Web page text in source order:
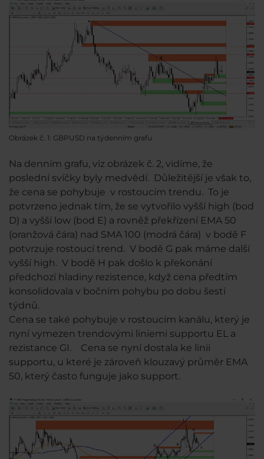
Obrázek č. 1: GBPUSD na týdenním grafu
Na denním grafu, viz obrázek č. 2, vidíme, že
poslední svíčky byly medvědí. Důležitější je však to,
že cena se pohybuje v rostoucím trendu. To je
potvrzeno jednak tím, že se vytvořilo vyšší high (bod
D) a vyšší low (bod E) a rovněž překřízení EMA 50
(oranžová čára) nad SMA 100 (modrá čára) v bodě F
potvrzuje rostoucí trend. V bodě G pak máme další
vyšší high. V bodě H pak došlo k překonání
předchozí hladiny rezistence, když cena předtím
konsolidovala v bočním pohybu po dobu šesti
týdnů.
Cena se také pohybuje v rostoucím kanálu, který je
nyní vymezen trendovými liniemi supportu EL a
rezistance GI. Cena se nyní dostala ke linii
supportu, u které je zároveň klouzavý průměr EMA
50, který často funguje jako support.